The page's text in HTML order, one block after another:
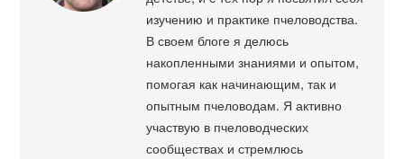
изучению и практике пчеловодства.
В своем блоге я делюсь
накопленными знаниями и опытом,
помогая как начинающим, так и
опытным пчеловодам. Я активно
участвую в пчеловодческих
сообществах и стремлюсь